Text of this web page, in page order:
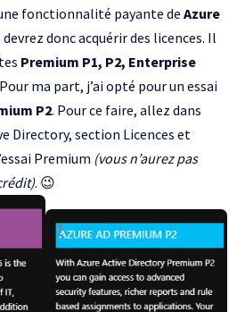
fonctionnalité payante de Azure
devrez donc acquérir des licences. Il
Premium P1, P2, Enterprise
ma part, j’ai opté pour un essai
P2. Pour ce faire, allez dans
Directory, section Licences et
Premium (vous n’aurez pas
. 😉